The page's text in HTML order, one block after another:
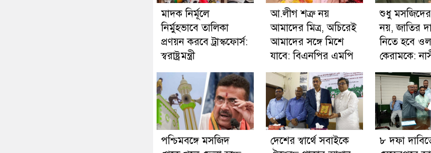
মাদক নির্মূলে
নির্মুহভাবে তালিকা
প্রণয়ন করবে ট্রাস্কফোর্স:
স্বরাষ্ট্রমন্ত্রী
আ.লীগ শত্রু নয়
আমাদের মিত্র, অচিরেই
আমাদের সঙ্গে মিশে
যাবে: বিএনপির এমপি
শুধু
নয়, জাতির
নিতে হবে
কেরামকে:
পশ্চিমবঙ্গে মসজিদ
দেশের স্বার্থে সবাইকে
৮ দফা